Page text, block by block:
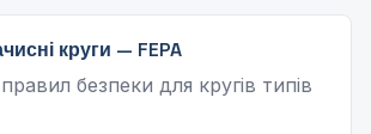
круги — FEPA
безпеки для кругів типів